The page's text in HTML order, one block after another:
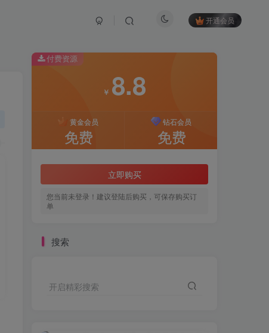
开通会员
付费资源
￥ 8.8
黄金会员
免费
钻石会员
免费
立即购买
您当前未登录！建议登陆后购买，可保存购买订
单
搜索
开启精彩搜索